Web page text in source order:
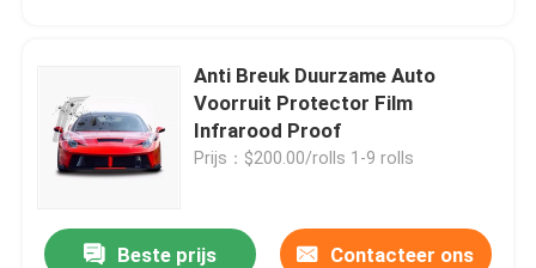
Anti Breuk Duurzame Auto
Voorruit Protector Film
Infrarood Proof
Prijs：$200.00/rolls 1-9 rolls
Beste prijs Contacteer ons